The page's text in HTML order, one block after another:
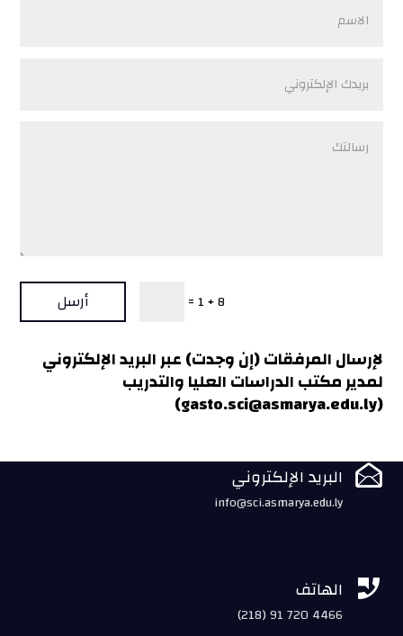
أرسل 8 + 1
=
لإرسال المرفقات (إن وجدت) عبر البريد الإلكتروني
لمدير مكتب الدراسات العليا والتدريب
(
gasto.sci@asmarya.edu.ly
)
 البريد الإلكتروني
info@sci.asmarya.edu.ly
 الهاتف
(218) 91 720 4466